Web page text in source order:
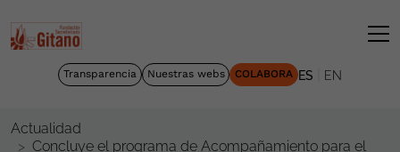
Transparencia Nuestras webs COLABORA ES EN
Actualidad
Concluye el programa de Acompañamiento para el